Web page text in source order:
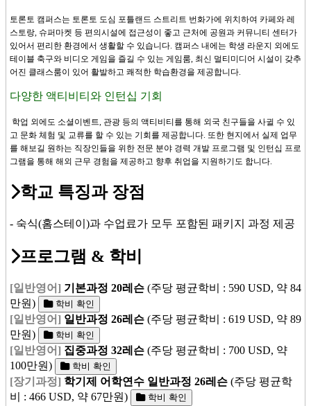
토론토 캠퍼스는 토론토 도심 포틀랜드 스트리트 번화가에 위치하여 카페와 레
스토랑, 슈퍼마켓 등 편의시설에 접근성이 좋고 근처에 공원과 커뮤니티 센터가
있어서 편리한 환경에서 생활할 수 있습니다. 캠퍼스 내에는 학생 라운지 외에도
테이블 축구와 비디오 게임을 즐길 수 있는 게임룸, 최신 멀티미디어 시설이 갖추
어진 클래스룸이 있어 활발하고 쾌적한 학습환경을 제공합니다.
다양한 액티비티와 인턴십 기회
학업 외에도 소셜이벤트, 관광 등의 액티비티를 통해 외국 친구들을 사귈 수 있
고 문화 체험 및 교류를 할 수 있는 기회를 제공합니다. 또한 현지에서 실제 업무
를 해보길 원하는 직장인들을 위한 전문 분야 경력 개발 프로그램 및 인턴십 프로
그램을 통해 해외 근무 경험을 제공하고 향후 취업을 지원하기도 합니다.
학교 특징과 장점
- 숙식(홈스테이)과 수업료가 모두 포함된 패키지 과정 제공
프로그램 & 학비
[일반영어] 기본과정 20레슨 (주당 평균학비 : 590 USD, 약 84
만원)
학비 확인
[일반영어] 일반과정 26레슨 (주당 평균학비 : 619 USD, 약 89
만원)
학비 확인
[일반영어] 집중과정 32레슨 (주당 평균학비 : 700 USD, 약
100만원)
학비 확인
[장기과정] 학기제 어학연수 일반과정 26레슨 (주당 평균학
비 : 466 USD, 약 67만원)
학비 확인